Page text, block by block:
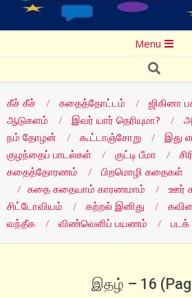
Menu
Search
கீச் கீச் கதைத்தோட்டம் ஜிகினா
ஆடுகளம்
இவர் யார் தெரியுமா?
நம் தோழன்
கூட்டாஞ்சோறு
இது
குழந்தைப் பாடல்கள்
குட்டி பீமா
கதைத்தோரணம்
பிறமொழி கதைகள்
கதை கதையாம் காரணமாம்
ஊர்
சிட்டோவியம்
கற்றல் இனிது
வந்தீக
விண்வெளிப் பயணம் படக்
இதழ் – 16